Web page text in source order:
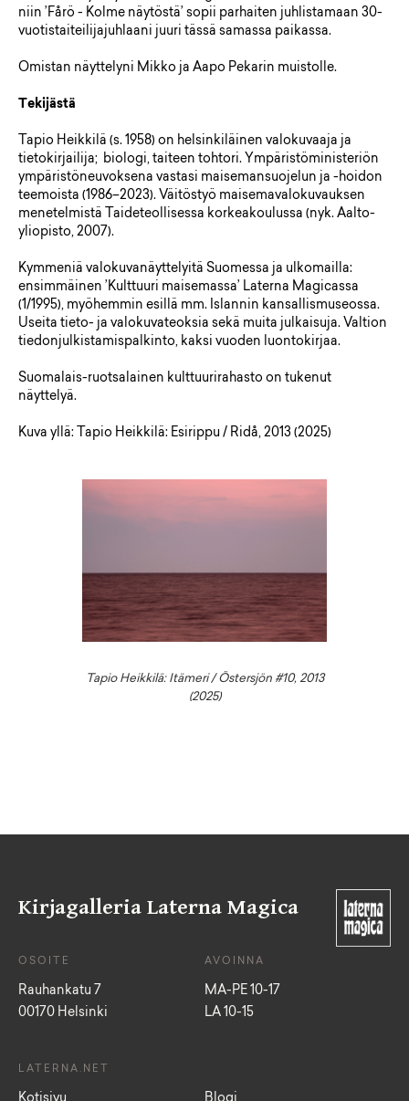
niin ’Fårö - Kolme näytöstä’ sopii parhaiten juhlistamaan 30-
vuotistaiteilijajuhlaani juuri tässä samassa paikassa.
Omistan näyttelyni Mikko ja Aapo Pekarin muistolle.
Tekijästä
Tapio Heikkilä (s. 1958) on helsinkiläinen valokuvaaja ja
tietokirjailija; biologi, taiteen tohtori. Ympäristöministeriön
ympäristöneuvoksena vastasi maisemansuojelun ja -hoidon
teemoista (1986–2023). Väitöstyö maisemavalokuvauksen
menetelmistä Taideteollisessa korkeakoulussa (nyk. Aalto-
yliopisto, 2007).
Kymmeniä valokuvanäyttelyitä Suomessa ja ulkomailla:
ensimmäinen ’Kulttuuri maisemassa’ Laterna Magicassa
(1/1995), myöhemmin esillä mm. Islannin kansallismuseossa.
Useita tieto- ja valokuvateoksia sekä muita julkaisuja. Valtion
tiedonjulkistamispalkinto, kaksi vuoden luontokirjaa.
Suomalais-ruotsalainen kulttuurirahasto on tukenut
näyttelyä.
Kuva yllä: Tapio Heikkilä: Esirippu / Ridå, 2013 (2025)
Tapio Heikkilä: Itämeri / Östersjön #10, 2013
(2025)
Kirjagalleria Laterna Magica
OSOITE
Rauhankatu 7
00170 Helsinki
AVOINNA
MA-PE 10-17
LA 10-15
LATERNA.NET